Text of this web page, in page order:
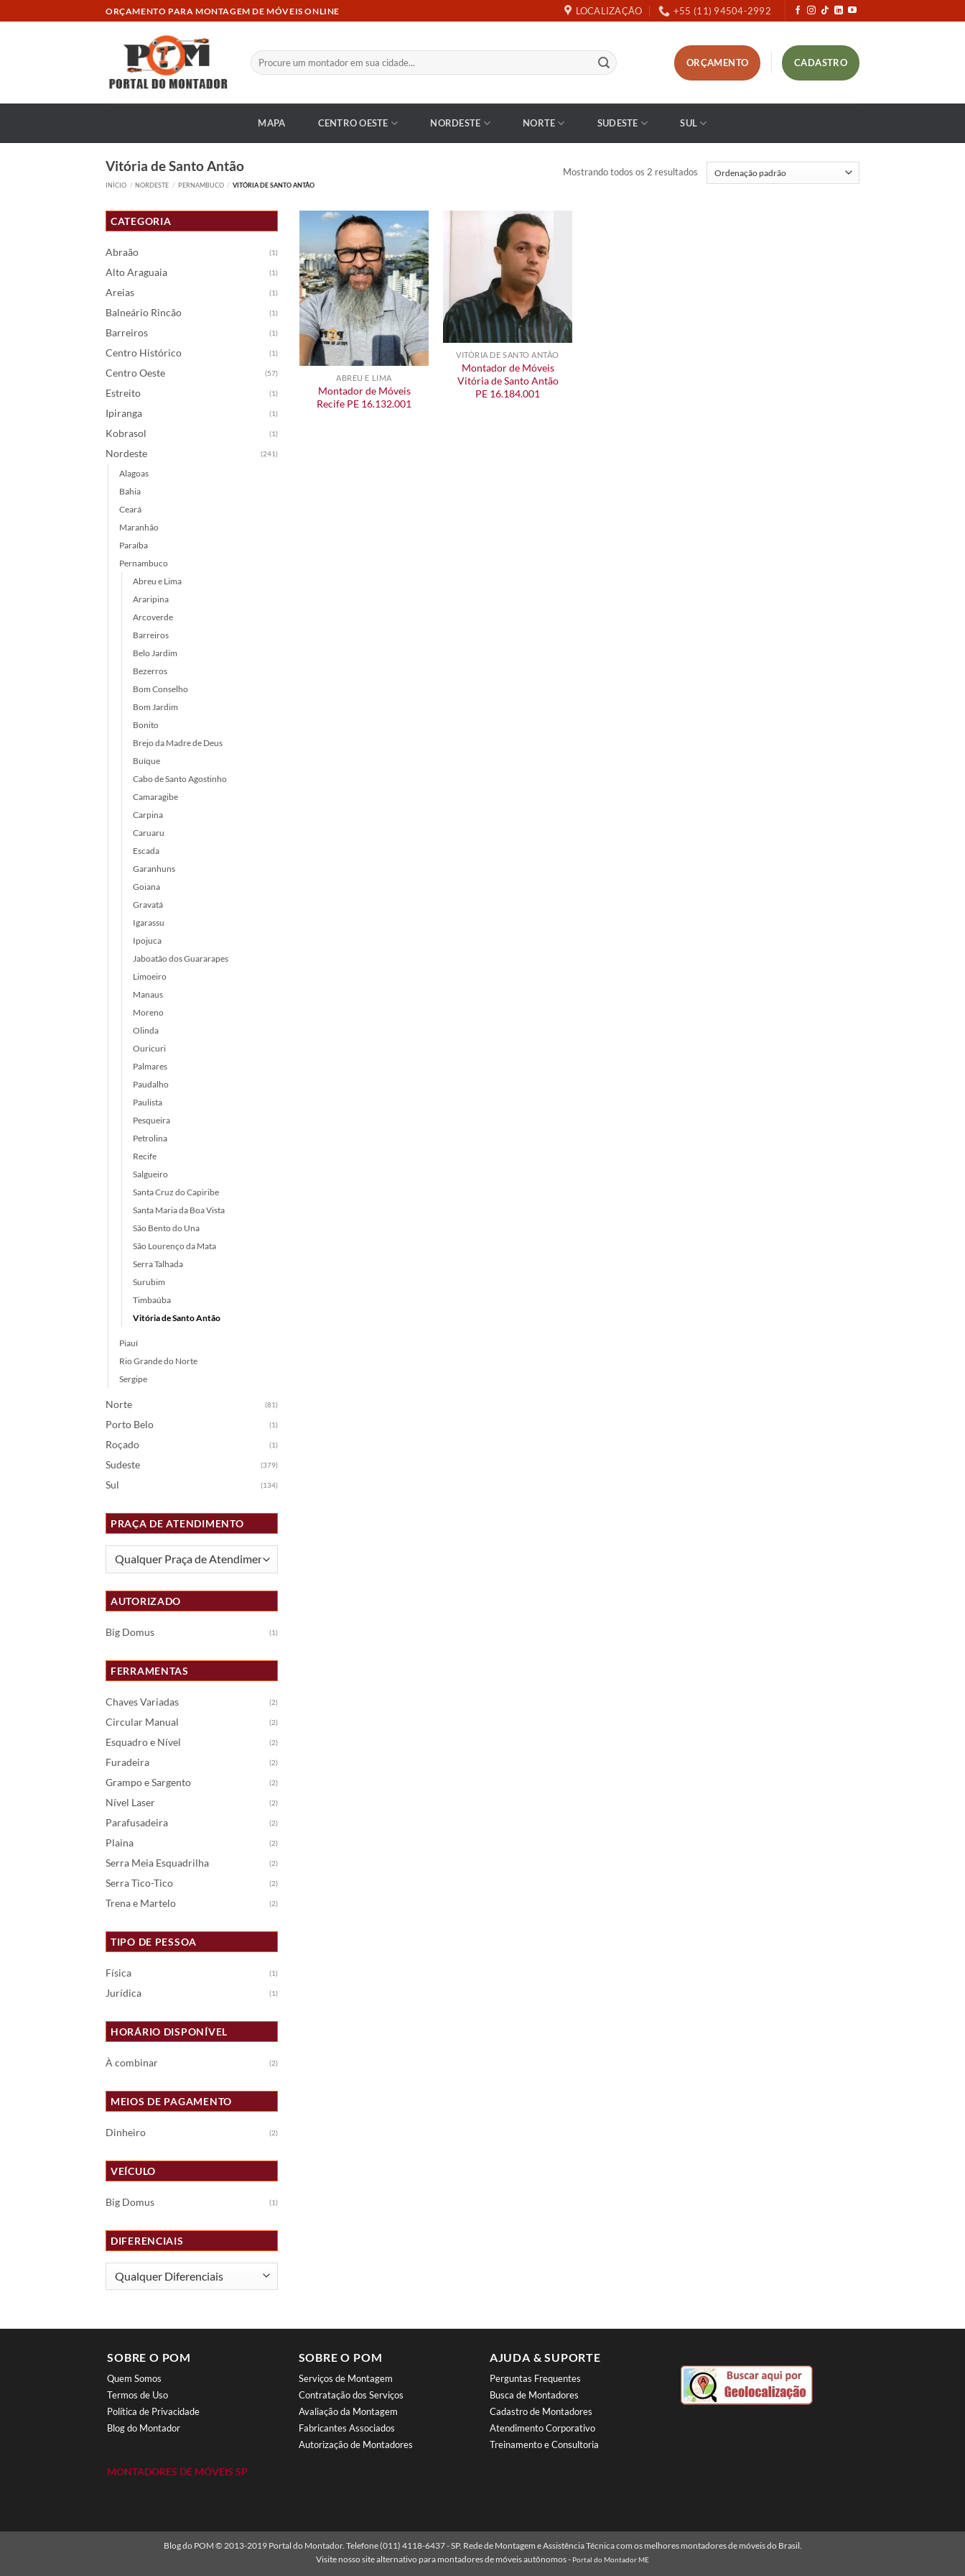
to
ORÇAMENTO PARA MONTAGEM DE MÓVEIS ONLINE LOCALIZAÇÃO +55 (11) 94504-2992
Pesquisar
por:
ORÇAMENTO CADASTRO
MAPA CENTRO OESTE NORDESTE NORTE SUDESTE SUL
Vitória de Santo Antão
INÍCIO / NORDESTE / PERNAMBUCO / VITÓRIA DE SANTO ANTÃO
Mostrando todos os 2 resultados
CATEGORIA
Abraão (1)
Alto Araguaia (1)
Areias (1)
Balneário Rincão (1)
Barreiros (1)
Centro Histórico (1)
Centro Oeste (57)
Estreito (1)
Ipiranga (1)
Kobrasol (1)
Nordeste (241)
Alagoas
Bahia
Ceará
Maranhão
Paraíba
Pernambuco
Abreu e Lima
Araripina
Arcoverde
Barreiros
Belo Jardim
Bezerros
Bom Conselho
Bom Jardim
Bonito
Brejo da Madre de Deus
Buíque
Cabo de Santo Agostinho
Camaragibe
Carpina
Caruaru
Escada
Garanhuns
Goiana
Gravatá
Igarassu
Ipojuca
Jaboatão dos Guararapes
Limoeiro
Manaus
Moreno
Olinda
Ouricuri
Palmares
Paudalho
Paulista
Pesqueira
Petrolina
Recife
Salgueiro
Santa Cruz do Capiribe
Santa Maria da Boa Vista
São Bento do Una
São Lourenço da Mata
Serra Talhada
Surubim
Timbaúba
Vitória de Santo Antão
Piauí
Rio Grande do Norte
Sergipe
Norte (81)
Porto Belo (1)
Roçado (1)
Sudeste (379)
Sul (134)
PRAÇA DE ATENDIMENTO
AUTORIZADO
Big Domus (1)
FERRAMENTAS
Chaves Variadas (2)
Circular Manual (2)
Esquadro e Nível (2)
Furadeira (2)
Grampo e Sargento (2)
Nível Laser (2)
Parafusadeira (2)
Plaina (2)
Serra Meia Esquadrilha (2)
Serra Tico-Tico (2)
Trena e Martelo (2)
TIPO DE PESSOA
Física (1)
Jurídica (1)
HORÁRIO DISPONÍVEL
À combinar (2)
MEIOS DE PAGAMENTO
Dinheiro (2)
VEÍCULO
Big Domus (1)
DIFERENCIAIS
ABREU E LIMA
Montador de Móveis
Recife PE 16.132.001
VITÓRIA DE SANTO ANTÃO
Montador de Móveis
Vitória de Santo Antão
PE 16.184.001
SOBRE O POM
Quem Somos
Termos de Uso
Política de Privacidade
Blog do Montador
MONTADORES DE MÓVEIS SP
SOBRE O POM
Serviços de Montagem
Contratação dos Serviços
Avaliação da Montagem
Fabricantes Associados
Autorização de Montadores
AJUDA & SUPORTE
Perguntas Frequentes
Busca de Montadores
Cadastro de Montadores
Atendimento Corporativo
Treinamento e Consultoria
Blog do POM © 2013-2019 Portal do Montador. Telefone (011) 4118-6437 - SP. Rede de Montagem e Assistência Técnica com os melhores montadores de móveis do Brasil.
Visite nosso site alternativo para montadores de móveis autônomos - Portal do Montador ME